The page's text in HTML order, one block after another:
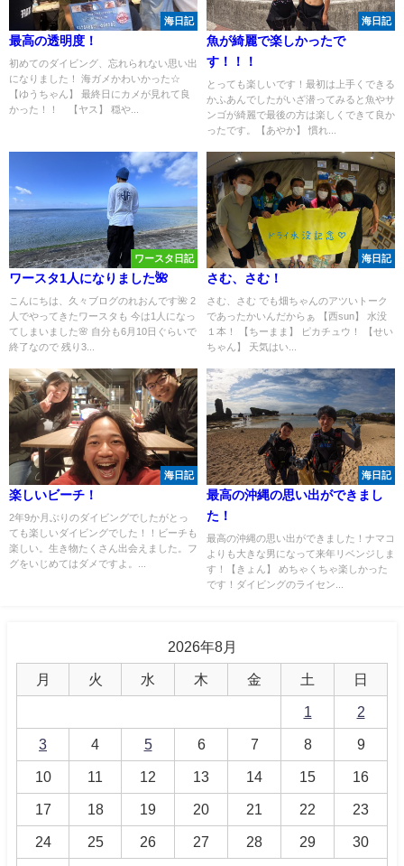
海日記
最高の透明度！
初めてのダイビング、忘れられない思い出
になりました！ 海ガメかわいかった☆
【ゆうちゃん】 最終日にカメが見れて良
かった！！ 【ヤス】 穏や...
海日記
魚が綺麗で楽しかったで
す！！！
とっても楽しいです！最初は上手くできる
かふあんでしたがいざ潜ってみると魚やサ
ンゴが綺麗で最後の方は楽しくできて良か
ったです。【あやか】 慣れ...
ワースタ日記
ワースタ1人になりました🌺
こんにちは、久々ブログのれおんです🌺 2
人でやってきたワースタも 今は1人になっ
てしまいました🌸 自分も6月10日ぐらいで
終了なので 残り3...
海日記
さむ、さむ！
さむ、さむ でも畑ちゃんのアツいトーク
であったかいんだからぁ 【西sun】 水没
１本！ 【ちーまま】 ピカチュウ！ 【せい
ちゃん】 天気はい...
海日記
楽しいビーチ！
2年9か月ぶりのダイビングでしたがとっ
ても楽しいダイビングでした！！ビーチも
楽しい。生き物たくさん出会えました。フ
グをいじめてはダメですよ。...
海日記
最高の沖縄の思い出ができまし
た！
最高の沖縄の思い出ができました！ナマコ
よりも大きな男になって来年リベンジしま
す！【きょん】 めちゃくちゃ楽しかった
です！ダイビングのライセン...
2026年8月
月 火 水 木 金 土 日
1 2
3 4 5 6 7 8 9
10 11 12 13 14 15 16
17 18 19 20 21 22 23
24 25 26 27 28 29 30